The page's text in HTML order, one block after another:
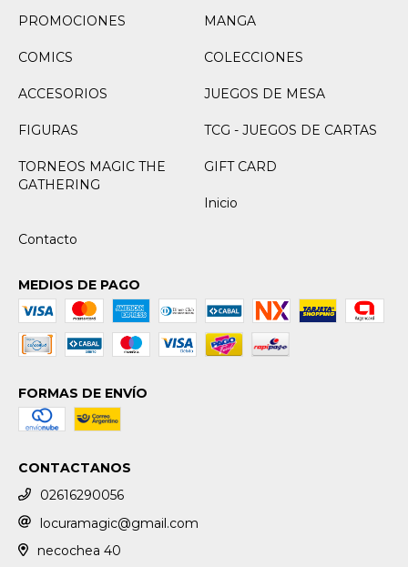
PROMOCIONES
MANGA
COMICS COLECCIONES
ACCESORIOS JUEGOS DE MESA
FIGURAS TCG - JUEGOS DE CARTAS
TORNEOS MAGIC THE
GATHERING
GIFT CARD
Inicio
Contacto
MEDIOS DE PAGO
FORMAS DE ENVÍO
CONTACTANOS
02616290056
locuramagic@gmail.com
necochea 40